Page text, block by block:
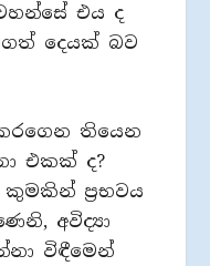
එය ද
දෙයක් බව
තියෙන
එකක් ද?
ප්‍රභවය
අවිද්‍යා
විඳීමෙන්